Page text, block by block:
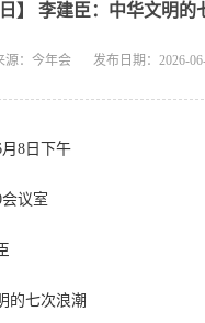
日】 李建臣：中华文明的
源：今年会 发布日期：2026-
月8日下午
议室
的七次浪潮